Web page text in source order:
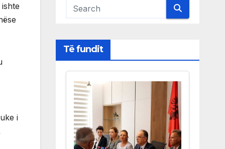
i
Të fundit